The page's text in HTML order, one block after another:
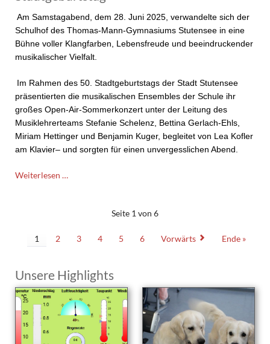
Am Samstagabend, dem 28. Juni 2025, verwandelte sich der
Schulhof des Thomas-Mann-Gymnasiums Stutensee in eine
Bühne voller Klangfarben, Lebensfreude und beeindruckender
musikalischer Vielfalt.
Im Rahmen des 50. Stadtgeburtstags der Stadt Stutensee
präsentierten die musikalischen Ensembles der Schule ihr
großes Open-Air-Sommerkonzert unter der Leitung des
Musiklehrerteams Stefanie Schelenz, Bettina Gerlach-Ehls,
Miriam Hettinger und Benjamin Kuger, begleitet von Lea Kofler
am Klavier– und sorgten für einen unvergesslichen Abend.
Weiterlesen …
Mann-
Stadtgeburtstag
Seite 1 von 6
1 2 3 4 5 6 Vorwärts Ende »
Unsere Highlights